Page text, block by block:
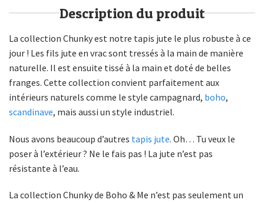
Description du produit
La collection Chunky est notre tapis jute le plus robuste à ce
jour ! Les fils jute en vrac sont tressés à la main de manière
naturelle. Il est ensuite tissé à la main et doté de belles
franges. Cette collection convient parfaitement aux
intérieurs naturels comme le style campagnard, boho,
scandinave, mais aussi un style industriel.
Nous avons beaucoup d’autres tapis jute. Oh… Tu veux le
poser à l’extérieur ? Ne le fais pas ! La jute n’est pas
résistante à l’eau.
La collection Chunky de Boho & Me n’est pas seulement un